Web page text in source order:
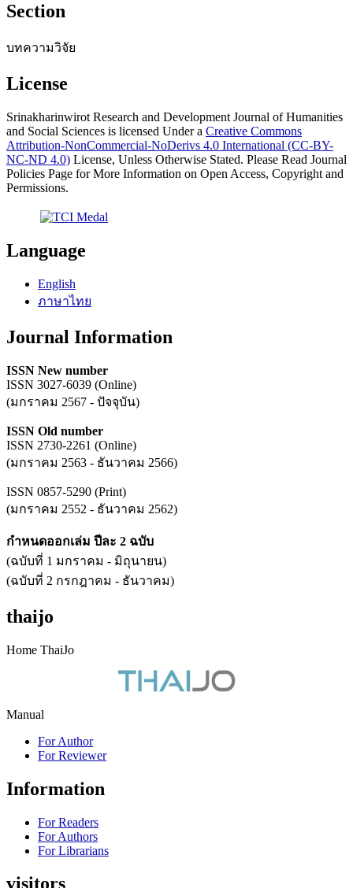
Section
บทความวิจัย
License
Srinakharinwirot Research and Development Journal of Humanities
and Social Sciences is licensed Under a Creative Commons
Attribution-NonCommercial-NoDerivs 4.0 International (CC-BY-
NC-ND 4.0) License, Unless Otherwise Stated. Please Read Journal
Policies Page for More Information on Open Access, Copyright and
Permissions.
Language
English
ภาษาไทย
Journal Information
ISSN New number
ISSN 3027-6039 (Online)
(มกราคม 2567 - ปัจจุบัน)
ISSN Old number
ISSN 2730-2261 (Online)
(มกราคม 2563 - ธันวาคม 2566)
ISSN 0857-5290 (Print)
(มกราคม 2552 - ธันวาคม 2562)
กำหนดออกเล่ม ปีละ 2 ฉบับ
(ฉบับที่ 1 มกราคม - มิถุนายน)
(ฉบับที่ 2 กรกฎาคม - ธันวาคม)
thaijo
Home ThaiJo
Manual
For Author
For Reviewer
Information
For Readers
For Authors
For Librarians
visitors